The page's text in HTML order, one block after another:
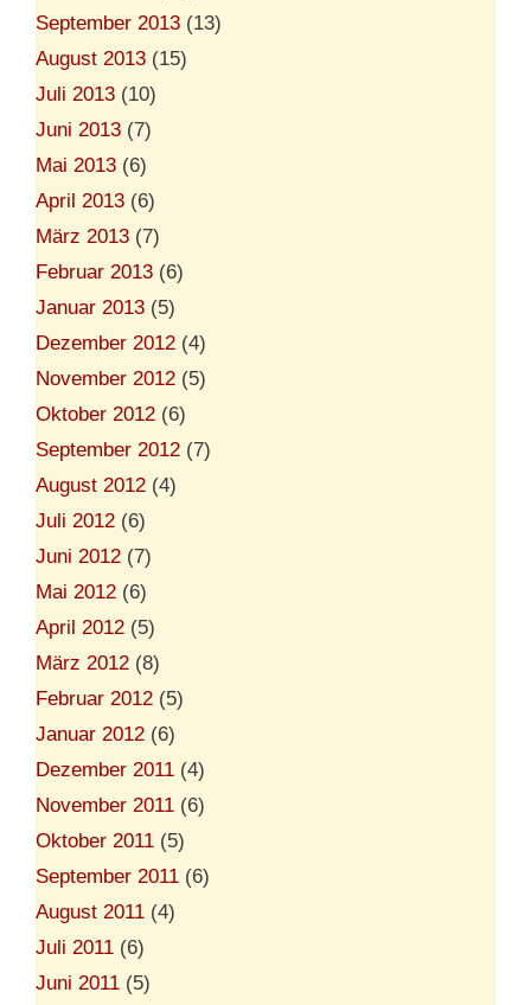
September 2013 (13)
August 2013 (15)
Juli 2013 (10)
Juni 2013 (7)
Mai 2013 (6)
April 2013 (6)
März 2013 (7)
Februar 2013 (6)
Januar 2013 (5)
Dezember 2012 (4)
November 2012 (5)
Oktober 2012 (6)
September 2012 (7)
August 2012 (4)
Juli 2012 (6)
Juni 2012 (7)
Mai 2012 (6)
April 2012 (5)
März 2012 (8)
Februar 2012 (5)
Januar 2012 (6)
Dezember 2011 (4)
November 2011 (6)
Oktober 2011 (5)
September 2011 (6)
August 2011 (4)
Juli 2011 (6)
Juni 2011 (5)